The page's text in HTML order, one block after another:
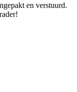
en verstuurd.